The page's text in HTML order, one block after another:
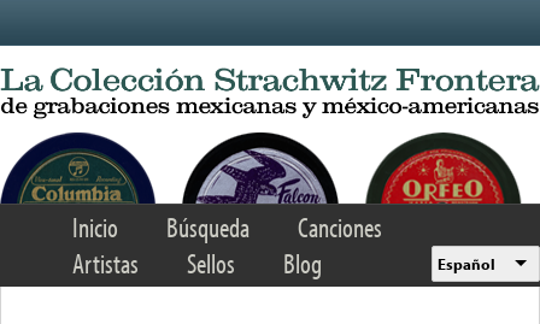
Inicio Búsqueda
Canciones
Artistas
Sellos Blog Español